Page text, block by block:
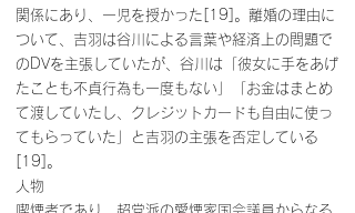
関係にあり、一児を授かった[19]。離婚の理由に
ついて、吉羽は谷川による言葉や経済上の問題で
のDVを主張していたが、谷川は「彼女に手をあげ
たことも不貞行為も一度もない」「お金はまとめ
て渡していたし、クレジットカードも自由に使っ
てもらっていた」と吉羽の主張を否定している
[19]。
人物